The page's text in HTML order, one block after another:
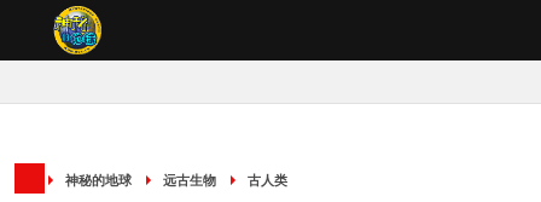
神秘的地球 远古生物 古人类